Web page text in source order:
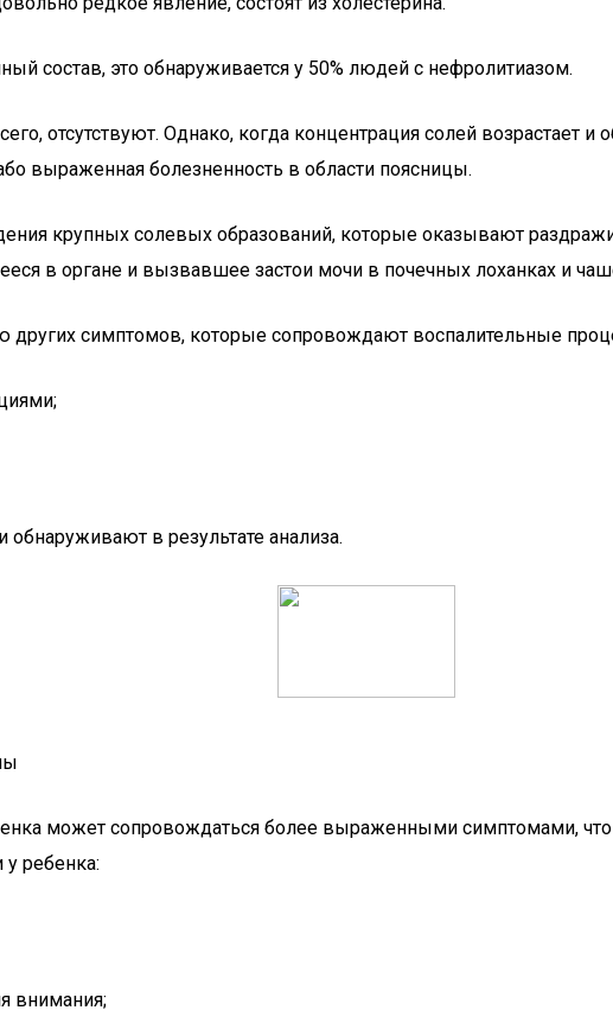
состав, это обнаруживается у 50% людей с нефролитиазом.
отсутствуют. Однако, когда концентрация солей возрастает и
выраженная болезненность в области поясницы.
крупных солевых образований, которые оказывают
в органе и вызвавшее застои мочи в почечных лоханках и
симптомов, которые сопровождают воспалительные
в результате анализа.
может сопровождаться более выраженными симптомами,
ребенка:
внимания;